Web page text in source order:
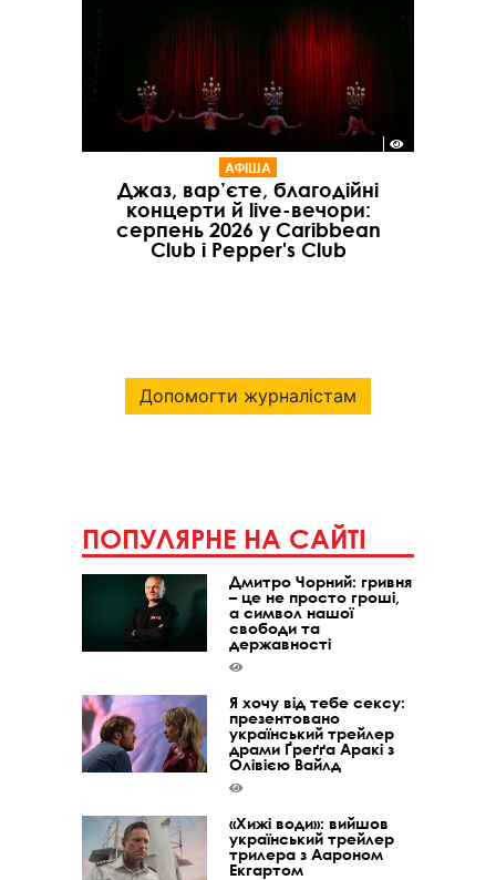
АФІША
Джаз, вар’єте, благодійні
концерти й live-вечори:
серпень 2026 у Caribbean
Club і Pepper's Club
Допомогти журналістам
ПОПУЛЯРНЕ НА САЙТІ
Дмитро Чорний: гривня
– це не просто гроші,
а символ нашої
свободи та
державності
Я хочу від тебе сексу:
презентовано
український трейлер
драми Ґреґґа Аракі з
Олівією Вайлд
«Хижі води»: вийшов
український трейлер
трилера з Аароном
Екгартом